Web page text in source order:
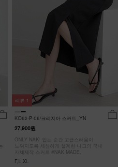
KO62-P-06/크리지아 스커트_YN
27,900원
ONLY NAK! 입는 순간 고급스러움이
느껴지도록 세심하게 설계한 나크의 국내
자체제작 스커트 #NAK MADE.
F,L,XL
리뷰 1